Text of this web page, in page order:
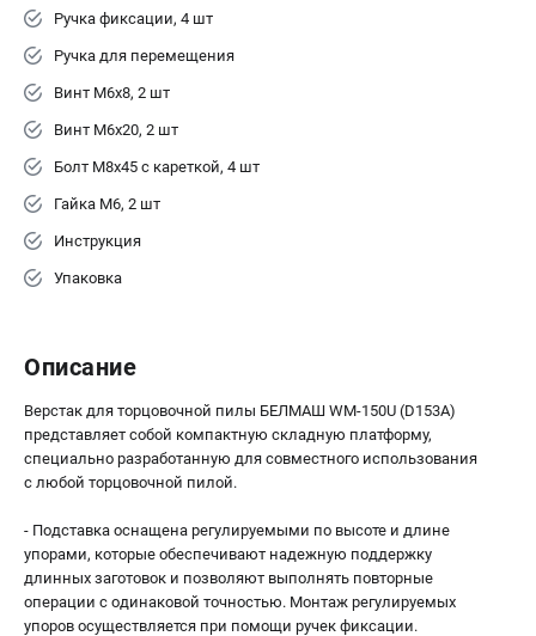
Прижимные устройства
Цанги и зажимы
ПОЛЕЗНЫЕ СТАТЬИ
Характеристики токарных станков
Токарные "ДОПЫ"
Все о влажности древесины
Информация размещённая на сайте не является публичной
проспект Александровской Фермы, 29АЛ
8 (812) 317-66-20
Режим работы колл-центра:
пн-пт - с 9:00 до 18:00
вс - выходной
zakaz@belmash-market.ru
Ручка фиксации, 4 шт
Ручка для перемещения
Винт M6x8, 2 шт
Винт M6x20, 2 шт
Болт M8x45 с кареткой, 4 шт
Гайка M6, 2 шт
Инструкция
Упаковка
Описание
Верстак для торцовочной пилы БЕЛМАШ WM-150U (D153A)
представляет собой компактную складную платформу,
специально разработанную для совместного использования
с любой торцовочной пилой.
- Подставка оснащена регулируемыми по высоте и длине
упорами, которые обеспечивают надежную поддержку
длинных заготовок и позволяют выполнять повторные
операции с одинаковой точностью. Монтаж регулируемых
упоров осуществляется при помощи ручек фиксации.